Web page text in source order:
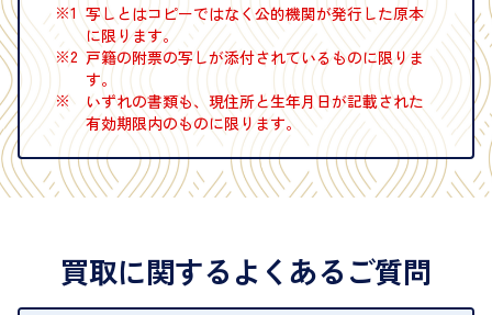
※1 写しとはコピーではなく公的機関が発行した原本
に限ります。
※2 戸籍の附票の写しが添付されているものに限りま
す。
※
いずれの書類も、現住所と生年月日が記載された
有効期限内のものに限ります。
買取に関するよくあるご質問